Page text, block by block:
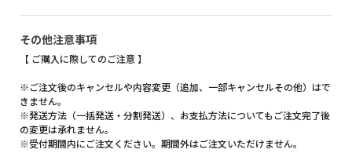
その他注意事項
【 ご購入に際してのご注意 】
※ご注文後のキャンセルや内容変更（追加、一部キャンセルその他）はで
きません。
※発送方法（一括発送・分割発送）、お支払方法についてもご注文完了後
の変更は承れません。
※受付期間内にご注文ください。期間外はご注文いただけません。